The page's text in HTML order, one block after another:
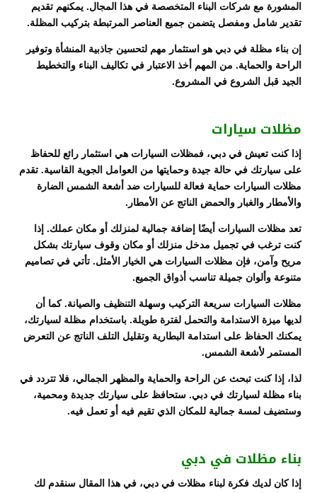
المشورة مع شركات البناء المتخصصة في هذا المجال. يمكنهم تقديم
تقدير شامل ومفصل يتضمن جميع العناصر المرتبطة بتركيب المظلة.
إن بناء مظلة في دبي هو استثمار مهم لتحسين جاذبية المنشأة وتوفير
الراحة والحماية. من المهم أخذ الاعتبار في تكاليف البناء والتخطيط
الجيد قبل الشروع في المشروع.
مظلات سيارات
إذا كنت تعيش في دبي، فمظلات السيارات هي استثمار رائع للحفاظ
على سيارتك في حالة جيدة وحمايتها من العوامل الجوية القاسية. تقدم
مظلات السيارات حماية فعالة للسيارات ضد أشعة الشمس الضارة
والأمطار والغبار والحمض الناتج عن الأمطار.
تعد مظلات السيارات أيضًا إضافة جمالية لمنزلك أو مكان عملك. إذا
كنت ترغب في تجميل مدخل منزلك أو مكان وقوف سيارتك بشكل
مريح وآمن، فإن مظلات السيارات هي الخيار الأمثل. تأتي في تصاميم
متنوعة وألوان جميلة تناسب أذواق الجميع.
مظلات السيارات سريعة التركيب وسهلة التنظيف والصيانة. كما أن
لديها ميزة الاستدامة والتحمل لفترة طويلة. باستخدام مظلة لسيارتك،
يمكنك الحفاظ على استدامة البطارية وتقليل التلف الناتج عن التعرض
المستمر لأشعة الشمس.
لذا، إذا كنت تبحث عن الراحة والحماية والمظهر الجمالي، فلا تتردد في
بناء مظلة لسيارتك في دبي. ستحافظ على سيارتك جديدة ومحمية،
وستضيف لمسة جمالية للمكان الذي تقيم فيه أو تعمل فيه.
بناء مظلات في دبي
إذا كان لديك فكرة لبناء مظلات في دبي، في هذا المقال سنقدم لك